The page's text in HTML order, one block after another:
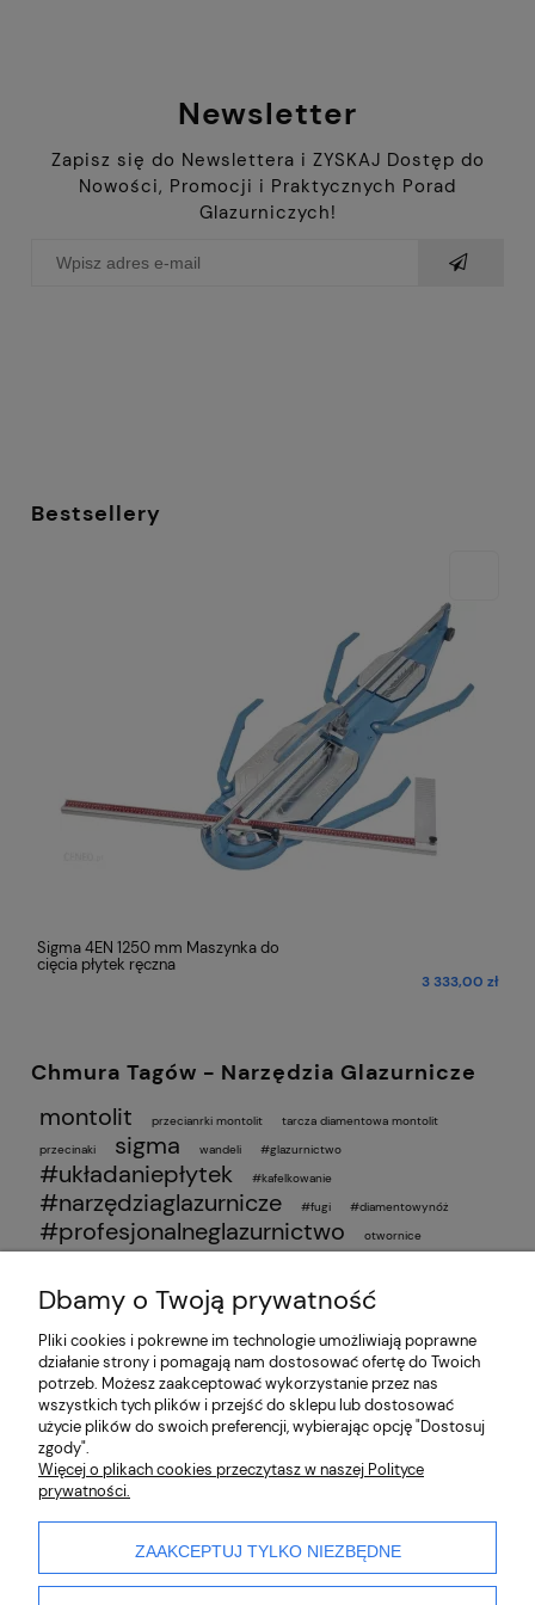
Newsletter
Zapisz się do Newslettera i ZYSKAJ Dostęp do
Nowości, Promocji i Praktycznych Porad
Glazurniczych!
Bestsellery
Sigma 4EN 1250 mm Maszynka do
cięcia płytek ręczna
3 333,00 zł
Chmura Tagów - Narzędzia Glazurnicze
montolit przecianrki montolit
tarcza diamentowa montolit
przecinaki
sigma wandeli #glazurnictwo
#układaniepłytek #kafelkowanie
#narzędziaglazurnicze #fugi #diamentowynóż
#profesjonalneglazurnictwo
otwornice
ranking przyssawek 2025
najlepsze przyssawki
O nas
Partnerzy
Płatności i dostawa
Dbamy o Twoją prywatność
Pliki cookies i pokrewne im technologie umożliwiają poprawne
działanie strony i pomagają nam dostosować ofertę do Twoich
potrzeb. Możesz zaakceptować wykorzystanie przez nas
wszystkich tych plików i przejść do sklepu lub dostosować
użycie plików do swoich preferencji, wybierając opcję "Dostosuj
zgody".
Więcej o plikach cookies przeczytasz w naszej Polityce
prywatności.
ZAAKCEPTUJ TYLKO NIEZBĘDNE